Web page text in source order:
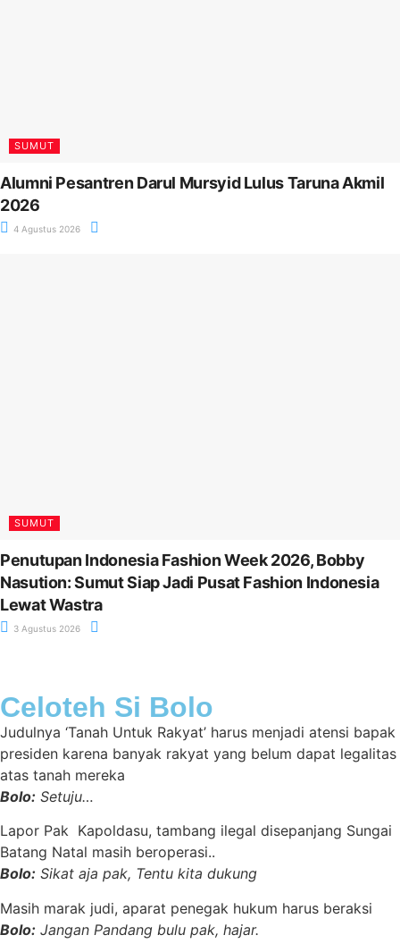
SUMUT
Alumni Pesantren Darul Mursyid Lulus Taruna Akmil
2026
4 Agustus 2026
SUMUT
Penutupan Indonesia Fashion Week 2026, Bobby
Nasution: Sumut Siap Jadi Pusat Fashion Indonesia
Lewat Wastra
3 Agustus 2026
Celoteh Si Bolo
Judulnya ‘Tanah Untuk Rakyat’ harus menjadi atensi bapak
presiden karena banyak rakyat yang belum dapat legalitas
atas tanah mereka
Bolo: Setuju…
Lapor Pak Kapoldasu, tambang ilegal disepanjang Sungai
Batang Natal masih beroperasi..
Bolo: Sikat aja pak, Tentu kita dukung
Masih marak judi, aparat penegak hukum harus beraksi
Bolo: Jangan Pandang bulu pak, hajar.